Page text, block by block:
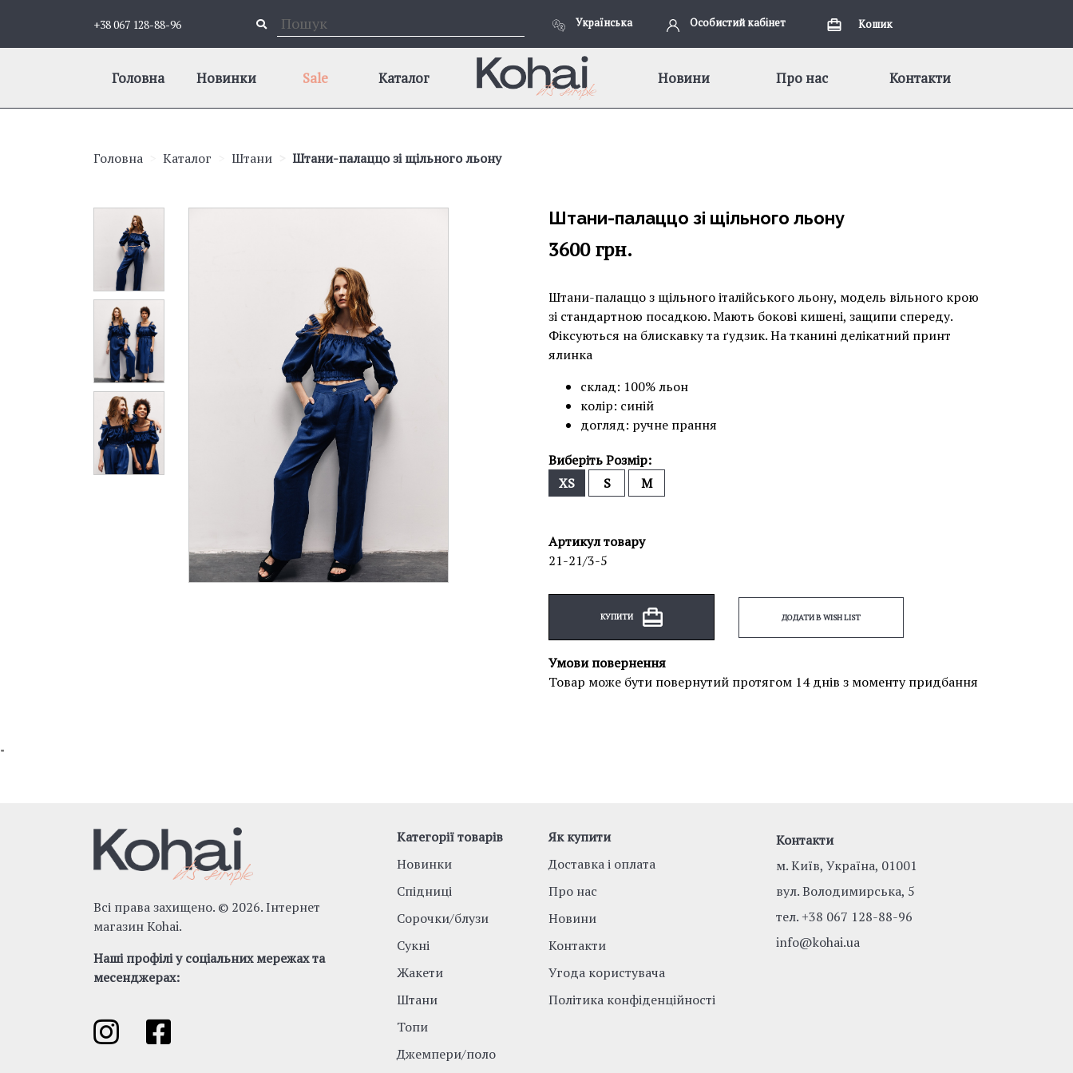
+38 067 128-88-96 Українська Особистий кабiнет Кошик
Головна Новинки Sale Каталог Новини Про нас Контакти
Головна Каталог Штани Штани-палаццо зі щільного льону
Штани-палаццо зі щільного льону
3600грн.
Штани-палаццо з щільного італійського льону, модель вільного крою
зі стандартною посадкою. Мають бокові кишені, защипи спереду.
Фіксуються на блискавку та ґудзик. На тканині делікатний принт
ялинка
склад: 100% льон
колір: синій
догляд: ручне прання
Виберіть Розмір:
XS
S M
Артикул товару
21-21/3-5
КУПИТИ ДОДАТИ В WISH LIST
Умови повернення
Товар може бути повернутий протягом 14 днів з моменту придбання
"
Всі права захищено. © 2026. Інтернет
магазин Kohai.
Наші профілі у соціальних мережах та
месенджерах:
Категорії товарів
Новинки
Спідниці
Сорочки/блузи
Сукні
Жакети
Штани
Топи
Джемпери/поло
Як купити
Доставка і оплата
Про нас
Новини
Контакти
Угода користувача
Політика конфіденційності
Контакти
м. Київ, Україна, 01001
вул. Володимирська, 5
тел. +38 067 128-88-96
info@kohai.ua